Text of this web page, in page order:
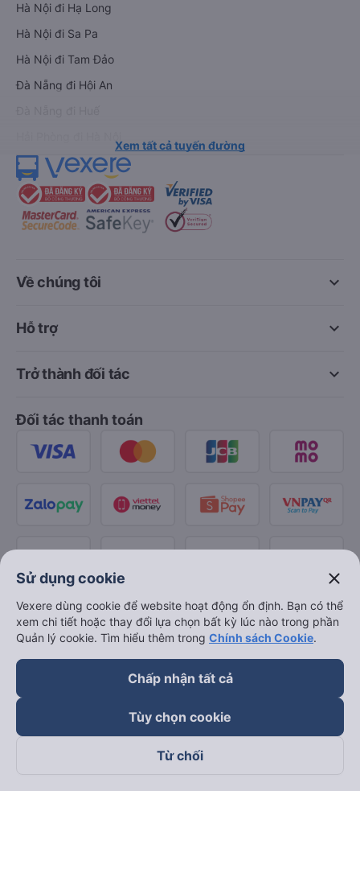
Hà Nội đi Hạ Long
Hà Nội đi Sa Pa
Hà Nội đi Tam Đảo
Đà Nẵng đi Hội An
Xem tất cả tuyến đường
keyboard_arrow_down
Về chúng tôi
keyboard_arrow_down
Hỗ trợ
keyboard_arrow_down
Trở thành đối tác
Đối tác thanh toán
Theo dõi chúng tôi trên
Sử dụng cookie close
Vexere dùng cookie để website hoạt động ổn định. Bạn có thể
xem chi tiết hoặc thay đổi lựa chọn bất kỳ lúc nào trong phần
Quản lý cookie. Tìm hiểu thêm trong Chính sách Cookie.
Chấp nhận tất cả
Tùy chọn cookie
Từ chối